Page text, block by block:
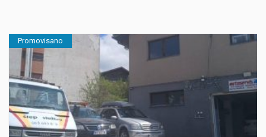
Promovisano